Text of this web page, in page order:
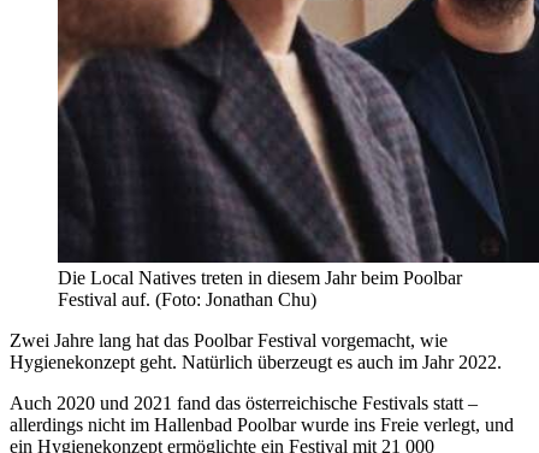
Die Local Natives treten in diesem Jahr beim Poolbar
Festival auf. (Foto: Jonathan Chu)
Zwei Jahre lang hat das Poolbar Festival vorgemacht, wie
Hygienekonzept geht. Natürlich überzeugt es auch im Jahr 2022.
Auch 2020 und 2021 fand das österreichische Festivals statt –
allerdings nicht im Hallenbad Poolbar wurde ins Freie verlegt, und
ein Hygienekonzept ermöglichte ein Festival mit 21 000